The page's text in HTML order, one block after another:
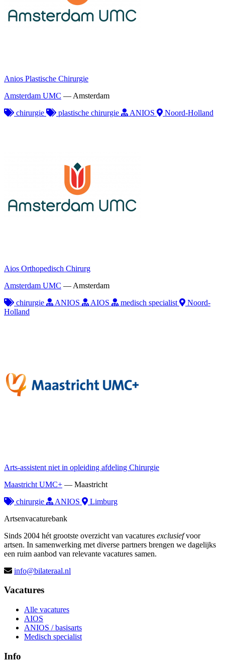
Anios Plastische Chirurgie
Amsterdam UMC — Amsterdam
chirurgie
plastische chirurgie ANIOS Noord-Holland
Aios Orthopedisch Chirurg
Amsterdam UMC — Amsterdam
chirurgie
ANIOS AIOS medisch specialist
Noord-
Holland
Arts-assistent niet in opleiding afdeling Chirurgie
Maastricht UMC+ — Maastricht
chirurgie
ANIOS
Limburg
Artsenvacaturebank
Sinds 2004 hét grootste overzicht van vacatures exclusiefvoor
artsen. In samenwerking met diverse partners brengen we dagelijks
een ruim aanbod van relevante vacatures samen.
info@bilateraal.nl
Vacatures
Alle vacatures
AIOS
ANIOS / basisarts
Medisch specialist
Info